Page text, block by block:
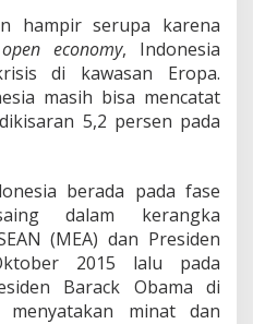
hampir serupa karena
open economy, Indonesia
di kawasan Eropa.
masih bisa mencatat
5,2 persen pada
berada pada fase
dalam kerangka
(MEA) dan Presiden
2015 lalu pada
Barack Obama di
minat dan